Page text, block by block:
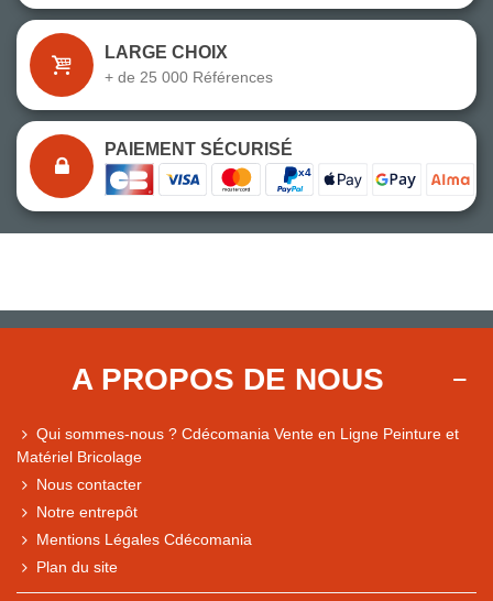
LARGE CHOIX
+ de 25 000 Références
PAIEMENT SÉCURISÉ
A PROPOS DE NOUS
Qui sommes-nous ? Cdécomania Vente en Ligne Peinture et
Matériel Bricolage
Nous contacter
Notre entrepôt
Mentions Légales Cdécomania
Plan du site